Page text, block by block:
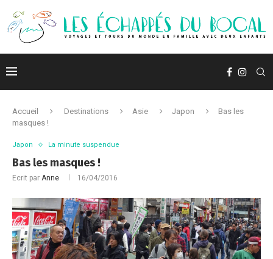
Accueil Destinations Asie Japon
Bas les
masques !
Japon La minute suspendue
Bas les masques !
Ecrit par Anne 16/04/2016